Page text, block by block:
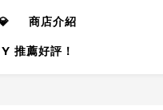
商店介紹
推薦好評！